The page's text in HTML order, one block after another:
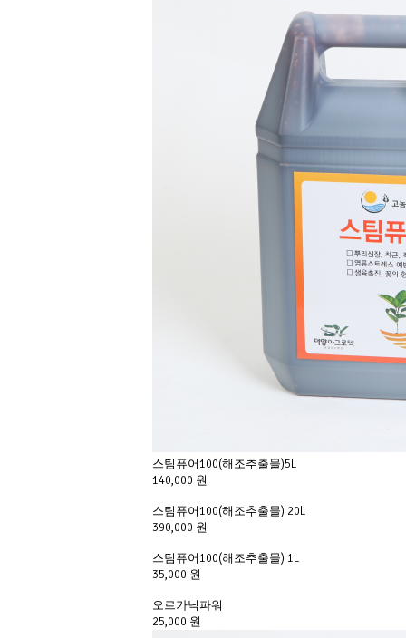
스팀퓨어100(해조추출물)5L
140,000 원
스팀퓨어100(해조추출물) 20L
390,000 원
스팀퓨어100(해조추출물) 1L
35,000 원
오르가닉파워
25,000 원